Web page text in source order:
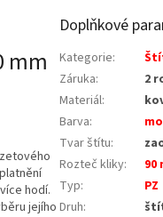
mm
hodí.
jejího
Doplňkové
Kategorie:
Záruka:
2
Materiál:
Barva:
Tvar štítu:
Rozteč kliky:
90
Typ:
PZ
Druh: